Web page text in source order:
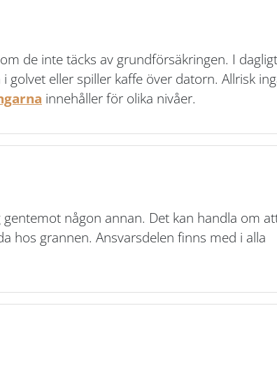
de inte täcks av grundförsäkringen. I
eller spiller kaffe över datorn. Allrisk
innehåller för olika nivåer.
någon annan. Det kan handla om
hos grannen. Ansvarsdelen finns med i alla